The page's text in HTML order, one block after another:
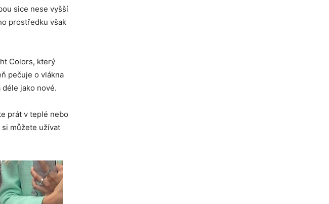
sice nese vyšší
prostředku však
Colors, který
pečuje o vlákna
déle jako nové.
prát v teplé nebo
můžete užívat